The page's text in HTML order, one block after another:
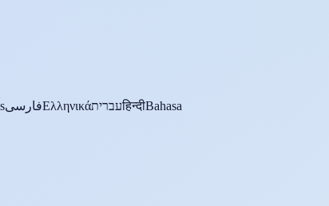
فارسیΕλληνικάעבריתहिन्दीBahasa